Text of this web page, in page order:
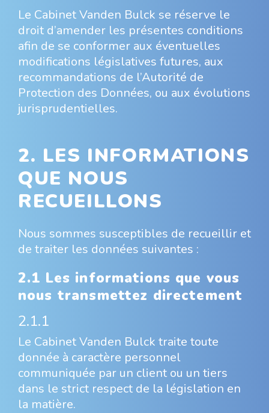
Le Cabinet Vanden Bulck se réserve le
droit d’amender les présentes conditions
afin de se conformer aux éventuelles
modifications législatives futures, aux
recommandations de l’Autorité de
Protection des Données, ou aux évolutions
jurisprudentielles.
2. LES INFORMATIONS
QUE NOUS
RECUEILLONS
Nous sommes susceptibles de recueillir et
de traiter les données suivantes :
2.1 Les informations que vous
nous transmettez directement
2.1.1
Le Cabinet Vanden Bulck traite toute
donnée à caractère personnel
communiquée par un client ou un tiers
dans le strict respect de la législation en
la matière.